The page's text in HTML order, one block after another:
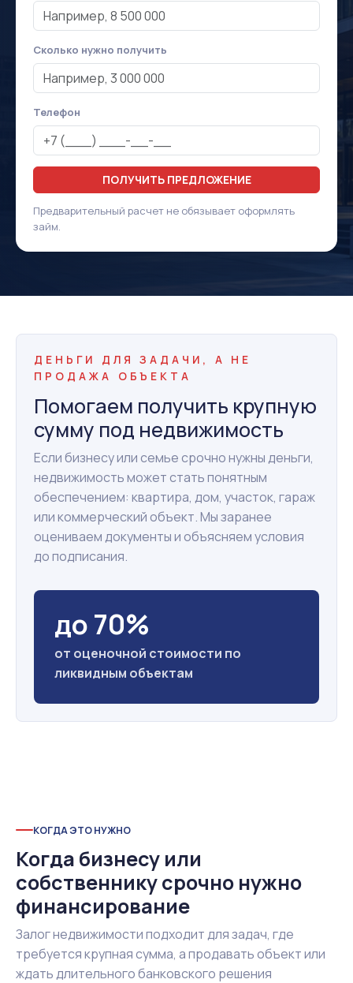
Сколько нужно получить
Телефон
ПОЛУЧИТЬ ПРЕДЛОЖЕНИЕ
Предварительный расчет не обязывает оформлять
займ.
ДЕНЬГИ ДЛЯ ЗАДАЧИ, А НЕ
ПРОДАЖА ОБЪЕКТА
Помогаем получить крупную
сумму под недвижимость
Если бизнесу или семье срочно нужны деньги,
недвижимость может стать понятным
обеспечением: квартира, дом, участок, гараж
или коммерческий объект. Мы заранее
оцениваем документы и объясняем условия
до подписания.
до 70%
от оценочной стоимости по
ликвидным объектам
КОГДА ЭТО НУЖНО
Когда бизнесу или
собственнику срочно нужно
финансирование
Залог недвижимости подходит для задач, где
требуется крупная сумма, а продавать объект или
ждать длительного банковского решения